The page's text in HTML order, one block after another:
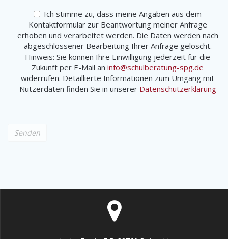
Ich stimme zu, dass meine Angaben aus dem
Kontaktformular zur Beantwortung meiner Anfrage
erhoben und verarbeitet werden. Die Daten werden nach
abgeschlossener Bearbeitung Ihrer Anfrage gelöscht.
Hinweis: Sie können Ihre Einwilligung jederzeit für die
Zukunft per E-Mail an info@schulberatung-spg.de
widerrufen. Detaillierte Informationen zum Umgang mit
Nutzerdaten finden Sie in unserer Datenschutzerklärung